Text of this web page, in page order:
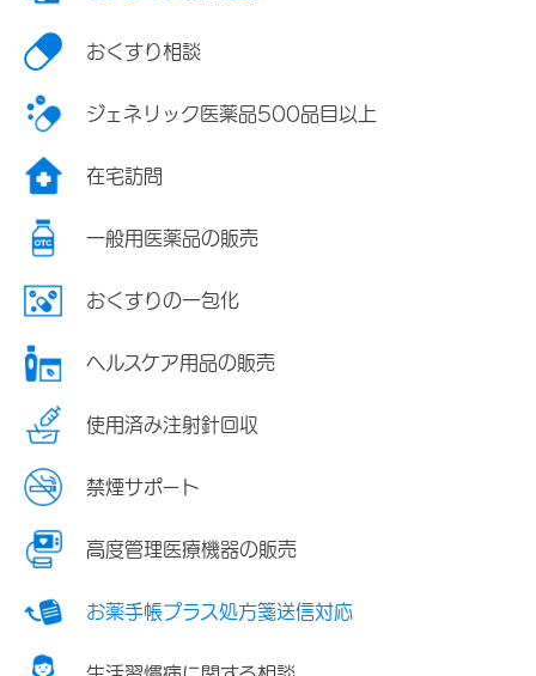
おくすり相談
ジェネリック医薬品500品目以上
在宅訪問
一般用医薬品の販売
おくすりの一包化
ヘルスケア用品の販売
使用済み注射針回収
禁煙サポート
高度管理医療機器の販売
お薬手帳プラス処方箋送信対応